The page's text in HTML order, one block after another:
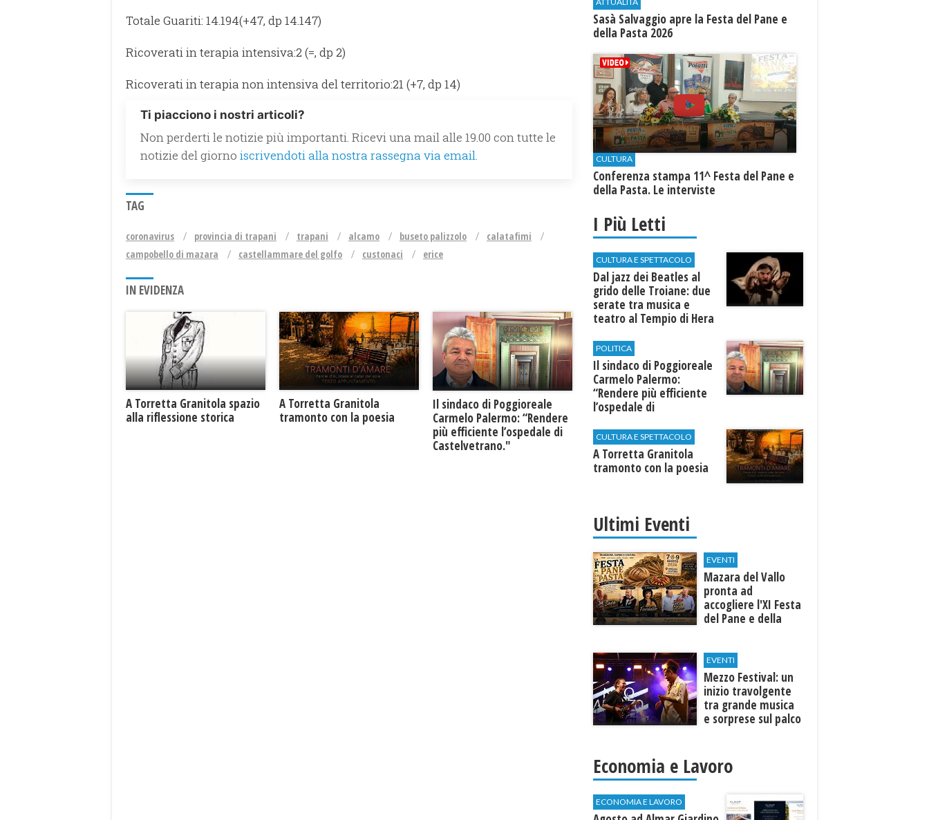
Totale Guariti: 14.194(+47, dp 14.147)
Ricoverati in terapia intensiva:2 (=, dp 2)
Ricoverati in terapia non intensiva del territorio:21 (+7, dp 14)
Ti piacciono i nostri articoli?
Non perderti le notizie più importanti. Ricevi una mail alle 19.00 con tutte le
notizie del giorno iscrivendoti alla nostra rassegna via email.
TAG
coronavirus provincia di trapani trapani alcamo buseto palizzolo
calatafimi
campobello di mazara
castellammare del golfo custonaci erice
IN EVIDENZA
​A Torretta Granitola spazio
alla riflessione storica
​A Torretta Granitola
tramonto con la poesia
Il sindaco di Poggioreale
Carmelo Palermo: “Rendere
più efficiente l’ospedale di
Castelvetrano."
Sasà Salvaggio apre la Festa del Pane e
della Pasta 2026
CULTURA
Conferenza stampa 11^ Festa del Pane e
della Pasta. Le interviste
I Più Letti
CULTURA E SPETTACOLO
Dal jazz dei Beatles al
grido delle Troiane: due
serate tra musica e
teatro al Tempio di Hera
POLITICA
Il sindaco di Poggioreale
Carmelo Palermo:
“Rendere più efficiente
l’ospedale di
CULTURA E SPETTACOLO
​A Torretta Granitola
tramonto con la poesia
Ultimi Eventi
EVENTI
Mazara del Vallo
pronta ad
accogliere l'XI Festa
del Pane e della
EVENTI
Mezzo Festival: un
inizio travolgente
tra grande musica
e sorprese sul palco
Economia e Lavoro
ECONOMIA E LAVORO